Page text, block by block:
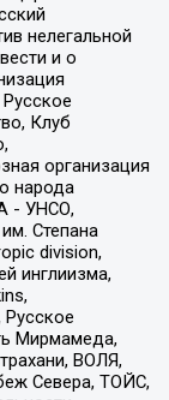
нелегальной
и о
Клуб
организация
народа
- УНСО,
Степана
division,
инглиизма,
Мирмамеда,
ВОЛЯ,
Севера, ТОЙС,